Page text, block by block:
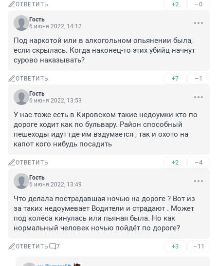
ОТВЕТИТЬ +2 –0
Гость
6 июня 2022, 14:12
Под наркотой или в алкогольном опьянении была,
если скрылась. Когда наконец-то этих убийц начнут
сурово наказывать?
ОТВЕТИТЬ +7 –1
Гость
6 июня 2022, 13:53
У нас тоже есть в Кировском такие недоумки кто по
дороге ходит как по бульвару. Район способный
пешеходы идут где им вздумается , так и охото на
капот кого нибудь посадить
ОТВЕТИТЬ +2 –4
Гость
6 июня 2022, 13:49
Что делала пострадавшая ночью на дороге ? Вот из
за таких недоумевает Водители и страдают . Может
под колёса кинулась или пьяная была. Но как
нормальный человек ночью пойдёт по дороге?
ОТВЕТИТЬ 7 +3 –11